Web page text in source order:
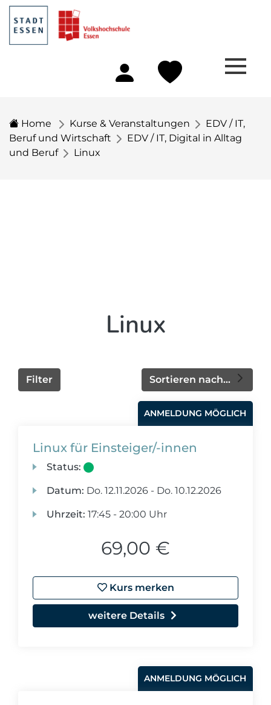
Home Kurse & Veranstaltungen
EDV / IT,
Beruf und Wirtschaft
EDV / IT, Digital in Alltag
und Beruf
Linux
Linux
Sortieren nach...
Filter
ANMELDUNG MÖGLICH
Linux für Einsteiger/-innen
Status:
Datum: Do. 12.11.2026 - Do. 10.12.2026
Uhrzeit: 17:45 - 20:00 Uhr
69,00 €
Kurs merken
weitere Details
ANMELDUNG MÖGLICH